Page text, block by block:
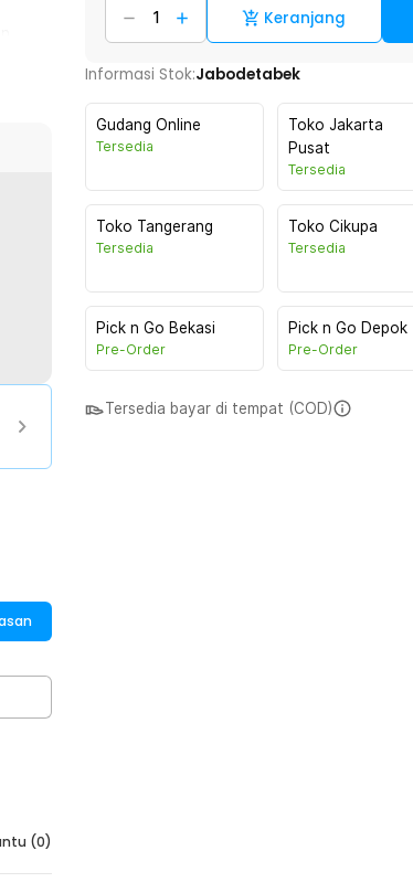
(0)
Keranjang
Informasi Stok:Jabodetabek
Gudang Online
Tersedia
Toko Jakarta
Pusat
Tersedia
Toko Tangerang
Tersedia
Toko Cikupa
Tersedia
Pick n Go Bekasi
Pre-Order
Pick n Go Depok
Pre-Order
Tersedia bayar di tempat (COD)